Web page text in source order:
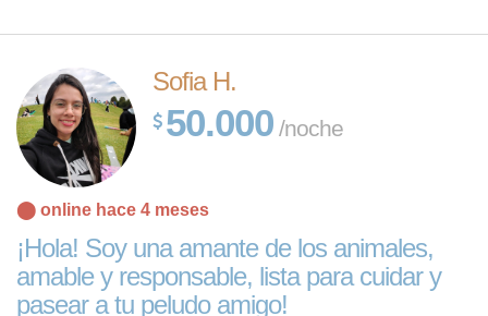
Sofia H.
50.000 /noche
⬤ online hace 4 meses
¡Hola! Soy una amante de los animales,
amable y responsable, lista para cuidar y
pasear a tu peludo amigo!